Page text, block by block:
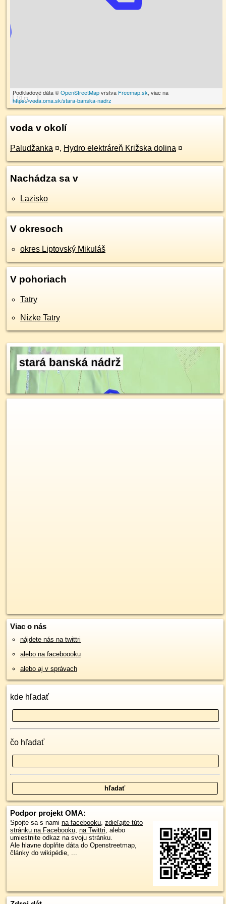
10 m
Podkladové dáta ©OpenStreetMapvrstva Freemap.sk, viac na
https://voda.oma.sk/stara-banska-nadrz
voda v okolí
Paludžanka ¤, Hydro elektráreň Križska dolina ¤
Nachádza sa v
Lazisko
V okresoch
okres Liptovský Mikuláš
V pohoriach
Tatry
Nízke Tatry
Viac o nás
nájdete nás na twittri
alebo na faceboooku
alebo aj v správach
kde hľadať
čo hľadať
Podpor projekt OMA:
Spojte sa s nami na facebooku, zdieľajte túto
stránku na Facebooku, na Twittri, alebo
umiestnite odkaz na svoju stránku.
Ale hlavne doplňte dáta do Openstreetmap,
články do wikipédie, ...